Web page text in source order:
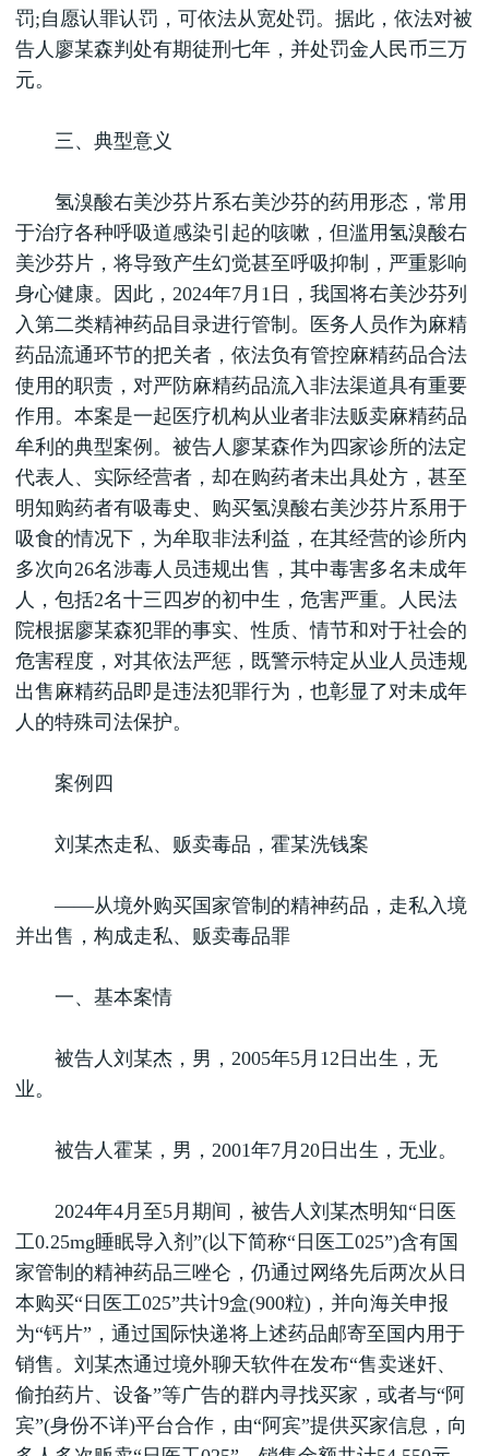
罚;自愿认罪认罚，可依法从宽处罚。据此，依法对被
告人廖某森判处有期徒刑七年，并处罚金人民币三万
元。
三、典型意义
氢溴酸右美沙芬片系右美沙芬的药用形态，常用
于治疗各种呼吸道感染引起的咳嗽，但滥用氢溴酸右
美沙芬片，将导致产生幻觉甚至呼吸抑制，严重影响
身心健康。因此，2024年7月1日，我国将右美沙芬列
入第二类精神药品目录进行管制。医务人员作为麻精
药品流通环节的把关者，依法负有管控麻精药品合法
使用的职责，对严防麻精药品流入非法渠道具有重要
作用。本案是一起医疗机构从业者非法贩卖麻精药品
牟利的典型案例。被告人廖某森作为四家诊所的法定
代表人、实际经营者，却在购药者未出具处方，甚至
明知购药者有吸毒史、购买氢溴酸右美沙芬片系用于
吸食的情况下，为牟取非法利益，在其经营的诊所内
多次向26名涉毒人员违规出售，其中毒害多名未成年
人，包括2名十三四岁的初中生，危害严重。人民法
院根据廖某森犯罪的事实、性质、情节和对于社会的
危害程度，对其依法严惩，既警示特定从业人员违规
出售麻精药品即是违法犯罪行为，也彰显了对未成年
人的特殊司法保护。
案例四
刘某杰走私、贩卖毒品，霍某洗钱案
——从境外购买国家管制的精神药品，走私入境
并出售，构成走私、贩卖毒品罪
一、基本案情
被告人刘某杰，男，2005年5月12日出生，无
业。
被告人霍某，男，2001年7月20日出生，无业。
2024年4月至5月期间，被告人刘某杰明知“日医
工0.25mg睡眠导入剂”(以下简称“日医工025”)含有国
家管制的精神药品三唑仑，仍通过网络先后两次从日
本购买“日医工025”共计9盒(900粒)，并向海关申报
为“钙片”，通过国际快递将上述药品邮寄至国内用于
销售。刘某杰通过境外聊天软件在发布“售卖迷奸、
偷拍药片、设备”等广告的群内寻找买家，或者与“阿
宾”(身份不详)平台合作，由“阿宾”提供买家信息，向